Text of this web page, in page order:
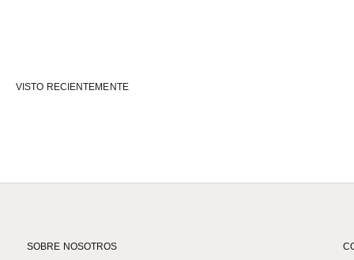
VISTO RECIENTEMENTE
SOBRE NOSOTROS